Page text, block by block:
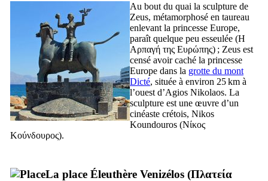
Au bout du quai la sculpture de
Zeus, métamorphosé en taureau
enlevant la princesse Europe,
paraît quelque peu esseulée (Η
Αρπαγή της Ευρώπης) ; Zeus est
censé avoir caché la princesse
Europe dans la grotte du mont
Dicté, située à environ 25 km à
l’ouest d’Agios Nikolaos. La
sculpture est une œuvre d’un
cinéaste crétois, Nikos
Koundouros (Νίκος
Κούνδουρος).
La place Éleuthère Venizélos (Πλατεία